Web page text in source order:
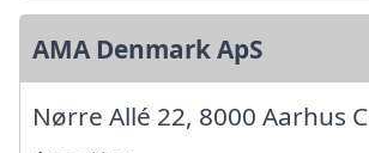
AMA Denmark ApS
Nørre Allé 22, 8000 Aarhus C